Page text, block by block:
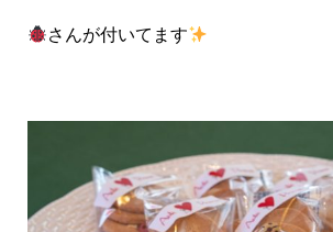
さんが付いてます